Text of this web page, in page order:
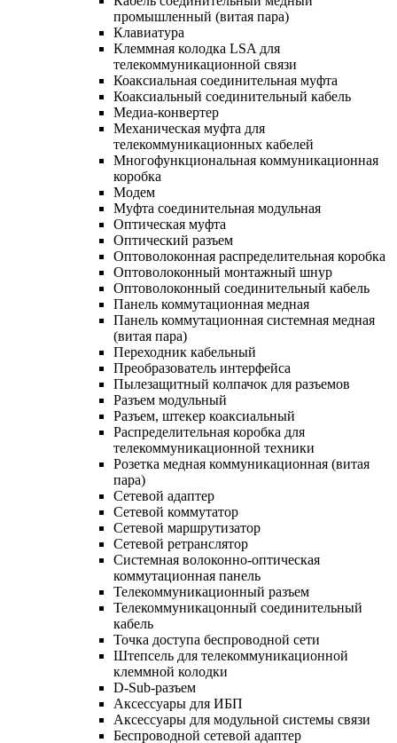
промышленный (витая пара)
Клавиатура
Клеммная колодка LSA для
телекоммуникационной связи
Коаксиальная соединительная муфта
Коаксиальный соединительный кабель
Медиа-конвертер
Механическая муфта для
телекоммуникационных кабелей
Многофункциональная коммуникационная
коробка
Модем
Муфта соединительная модульная
Оптическая муфта
Оптический разъем
Оптоволоконная распределительная коробка
Оптоволоконный монтажный шнур
Оптоволоконный соединительный кабель
Панель коммутационная медная
Панель коммутационная системная медная
(витая пара)
Переходник кабельный
Преобразователь интерфейса
Пылезащитный колпачок для разъемов
Разъем модульный
Разъем, штекер коаксиальный
Распределительная коробка для
телекоммуникационной техники
Розетка медная коммуникационная (витая
пара)
Сетевой адаптер
Сетевой коммутатор
Сетевой маршрутизатор
Сетевой ретранслятор
Системная волоконно-оптическая
коммутационная панель
Телекоммуникационный разъем
Телекоммуникацонный соединительный
кабель
Точка доступа беспроводной сети
Штепсель для телекоммуникационной
клеммной колодки
D-Sub-разъем
Аксессуары для ИБП
Аксессуары для модульной системы связи
Беспроводной сетевой адаптер